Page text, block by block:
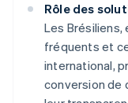
Rôle des
Les Brésiliens,
fréquents et
international,
conversion de